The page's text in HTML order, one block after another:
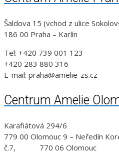
Šaldova 15 (vchod z ulice
186 00 Praha – Karlín
Tel: +420 739 001 123
+420 283 880 316
E-mail: praha@amelie-zs.cz
Centrum Amelie
Karafiátová 294/6
779 00 Olomouc 9 – Neředín
č.7, 770 06 Olomouc